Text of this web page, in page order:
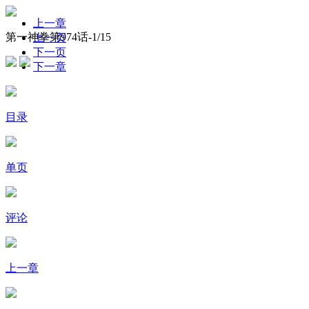
第一神拳第974话-1/15
上一章
上一页
下一页
下一章
目录
单页
评论
上一章